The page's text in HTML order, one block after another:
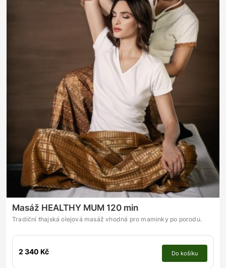
Masáž HEALTHY MUM 120 min
Tradiční thajská olejová masáž vhodná pro maminky po porodu.
2 340 Kč Do košíku